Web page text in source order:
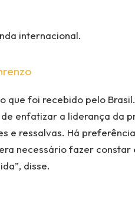
internacional.
que foi recebido pelo
enfatizar a liderança da
e ressalvas. Há
necessário fazer constar
disse.